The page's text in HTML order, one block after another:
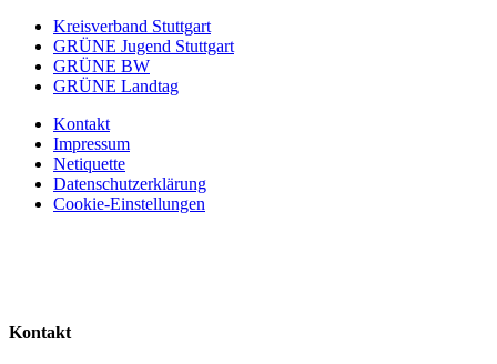
Kreisverband Stuttgart
GRÜNE Jugend Stuttgart
GRÜNE BW
GRÜNE Landtag
Kontakt
Impressum
Netiquette
Datenschutzerklärung
Cookie-Einstellungen
Kontakt